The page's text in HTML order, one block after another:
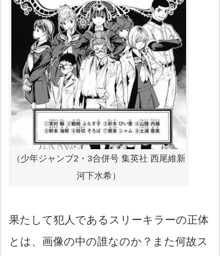
（少年ジャンプ2・3合併号 集英社 西尾維新
河下水希）
果たして犯人であるスリーキラーの正体
とは、画像の中の誰なのか？また何故ス